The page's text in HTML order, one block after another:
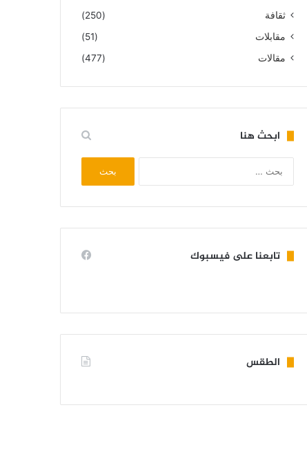
ثقافة
(250)
مقابلات
(51)
مقالات
(477)
ابحث هنا
تابعنا على فيسبوك
الطقس